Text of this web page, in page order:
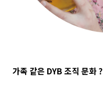
가족 같은 DYB 조직 문